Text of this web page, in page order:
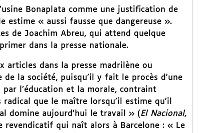
Bonaplata comme une justification de
estime « aussi fausse que dangereuse ».
de Joachim Abreu, qui attend quelque
dans la presse nationale.
articles dans la presse madrilène ou
la société, puisqu’il y fait le procès d’une
l’éducation et la morale, contraint
que le maître lorsqu’il estime qu’il
domine aujourd’hui le travail » (El Nacional,
revendicatif qui naît alors à Barcelone : « Le